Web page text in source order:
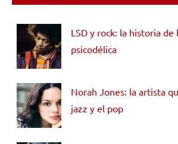
LSD y rock: la historia de
psicodélica
Norah Jones: la artista
jazz y el pop